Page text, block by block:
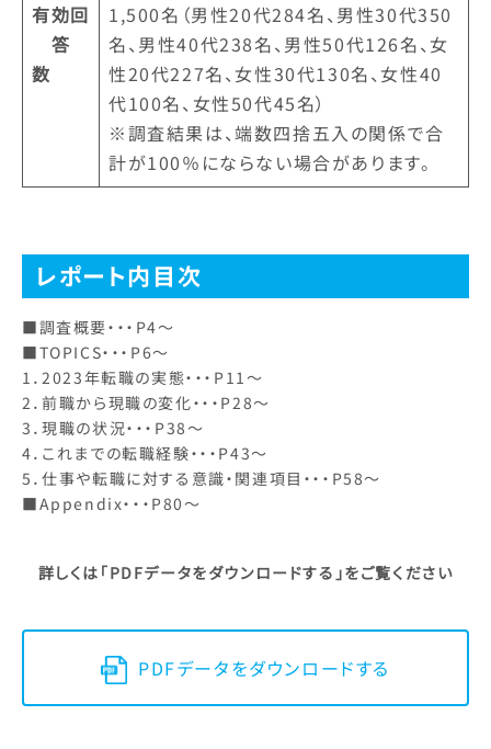
有効回
答
数
1,500名（男性20代284名、男性30代350
名、男性40代238名、男性50代126名、女
性20代227名、女性30代130名、女性40
代100名、女性50代45名）
※調査結果は、端数四捨五入の関係で合
計が100％にならない場合があります。
レポート内目次
■調査概要・・・P4～
■TOPICS・・・P6～
1．2023年転職の実態・・・P11～
2．前職から現職の変化・・・P28～
3．現職の状況・・・P38～
4．これまでの転職経験・・・P43～
5．仕事や転職に対する意識・関連項目・・・P58～
■Appendix・・・P80～
詳しくは 「PDFデータをダウンロードする」をご覧ください
PDFデータをダウンロードする